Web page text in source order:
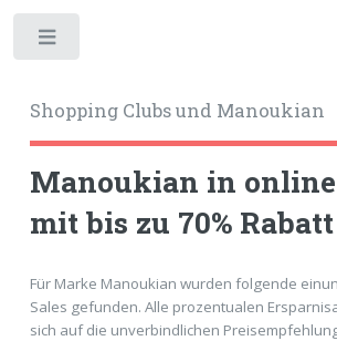
Shopping Clubs und Manoukian
Manoukian in
mit bis zu 70%
Für Marke Manoukian wurden folgende
Sales gefunden. Alle prozentualen
sich auf die unverbindlichen